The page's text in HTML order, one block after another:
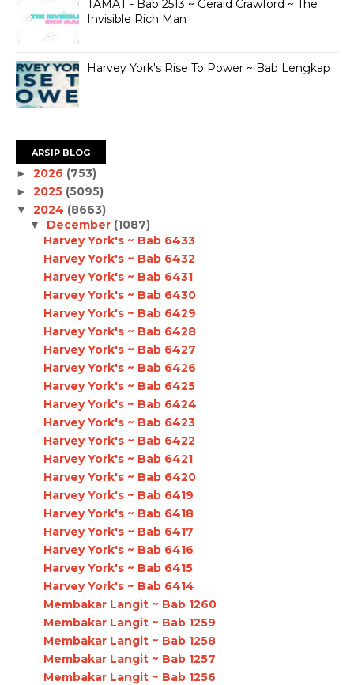
TAMAT - Bab 2513 ~ Gerald Crawford ~ The
Invisible Rich Man
Harvey York's Rise To Power ~ Bab Lengkap
ARSIP BLOG
► 2026 (753)
► 2025 (5095)
▼ 2024 (8663)
▼ December (1087)
Harvey York's ~ Bab 6433
Harvey York's ~ Bab 6432
Harvey York's ~ Bab 6431
Harvey York's ~ Bab 6430
Harvey York's ~ Bab 6429
Harvey York's ~ Bab 6428
Harvey York's ~ Bab 6427
Harvey York's ~ Bab 6426
Harvey York's ~ Bab 6425
Harvey York's ~ Bab 6424
Harvey York's ~ Bab 6423
Harvey York's ~ Bab 6422
Harvey York's ~ Bab 6421
Harvey York's ~ Bab 6420
Harvey York's ~ Bab 6419
Harvey York's ~ Bab 6418
Harvey York's ~ Bab 6417
Harvey York's ~ Bab 6416
Harvey York's ~ Bab 6415
Harvey York's ~ Bab 6414
Membakar Langit ~ Bab 1260
Membakar Langit ~ Bab 1259
Membakar Langit ~ Bab 1258
Membakar Langit ~ Bab 1257
Membakar Langit ~ Bab 1256